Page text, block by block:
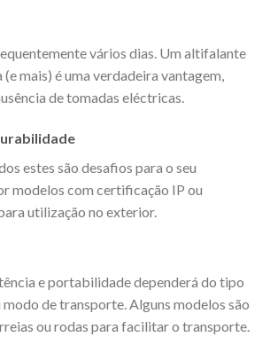
vários dias. Um altifalante
mais) é uma verdadeira vantagem,
de tomadas eléctricas.
estes são desafios para o seu
modelos com certificação IP ou
utilização no exterior.
e portabilidade dependerá do tipo
de transporte. Alguns modelos são
ou rodas para facilitar o transporte.